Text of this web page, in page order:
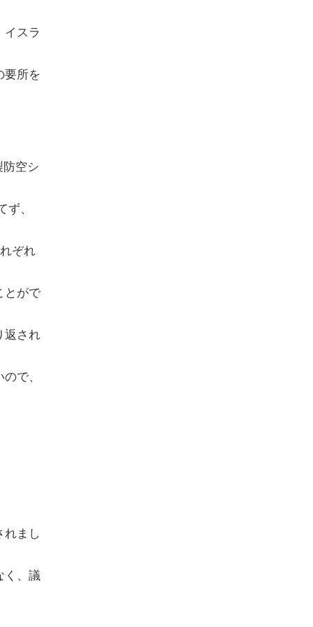
スラ
要所を
空シ
、
ぞれ
とがで
返され
で、
まし
く、議